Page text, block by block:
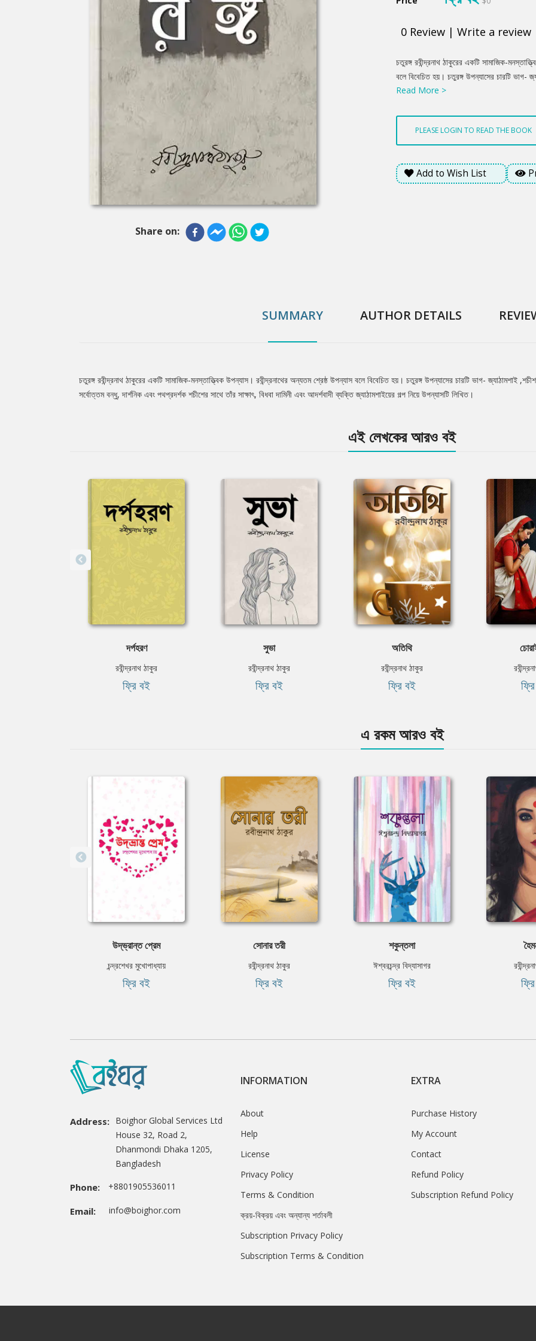
Share on:
0 Review | Write a review
Product
Summery
চতুরঙ্গ রবীন্দ্রনাথ ঠাকুরের একটি সামাজিক-
বলে বিবেচিত হয়। চতুরঙ্গ উপন্যাসের চারটি ভাগ-
নামে এক যুবকের যাত্রা, তাঁর সর্বোত্তম বন্ধু,
Read More >
PLEASE LOGIN TO READ THE BOOK
Add to Wish List
SUMMARY AUTHOR DETAILS
Tab
চতুরঙ্গ রবীন্দ্রনাথ ঠাকুরের একটি সামাজিক-মনস্তাত্ত্বিক উপন্যাস। রবীন্দ্রনাথের অন্যতম শ্রেষ্ঠ উপন্যাস বলে বিবেচিত হয়। চতুরঙ্গ উপন্যাসের চারটি ভাগ- জ্যাঠামশাই
সর্বোত্তম বন্ধু, দার্শনিক এবং পথপ্রদর্শক শচীশের সাথে তাঁর সাক্ষাৎ, বিধবা দামিনী এবং আদর্শবাদী ব্যক্তি জ্যাঠামশাইয়ের গল্প নিয়ে উপন্যাসটি লিখিত।
এই লেখকের আরও বই
দর্পহরণ
রবীন্দ্রনাথ ঠাকুর
ফ্রি বই
সুভা
রবীন্দ্রনাথ ঠাকুর
ফ্রি বই
অতিথি
রবীন্দ্রনাথ ঠাকুর
ফ্রি বই
এ রকম আরও বই
উদ্‌ভ্রান্ত প্রেম
চন্দ্রশেখর মুখোপাধ্যায়
ফ্রি বই
সোনার তরী
রবীন্দ্রনাথ ঠাকুর
ফ্রি বই
শকুন্তলা
ঈশ্বরচন্দ্র বিদ্যাসাগর
ফ্রি বই
Address: Boighor Global Services Ltd
House 32, Road 2,
Dhanmondi Dhaka 1205,
Bangladesh
Phone: +8801905536011
Email: info@boighor.com
INFORMATION
About
Help
License
Privacy Policy
Terms & Condition
ক্রয়-বিক্রয় এবং অন্যান্য শর্তাবলী
Subscription Privacy Policy
Subscription Terms & Condition
EXTRA
Purchase History
My Account
Contact
Refund Policy
Subscription Refund Policy